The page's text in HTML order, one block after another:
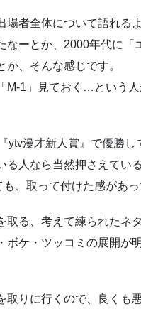
者全体について語れる
なーとか、2000年代に「
、そんな感じです。
M-1」見ておく…という人
漫才新人賞』で優勝し
人なら当然押さえてい
、取って付けた感があ
る、考えて練られたネ
ボケ・ツッコミの展開が
取りに行くので、良くも